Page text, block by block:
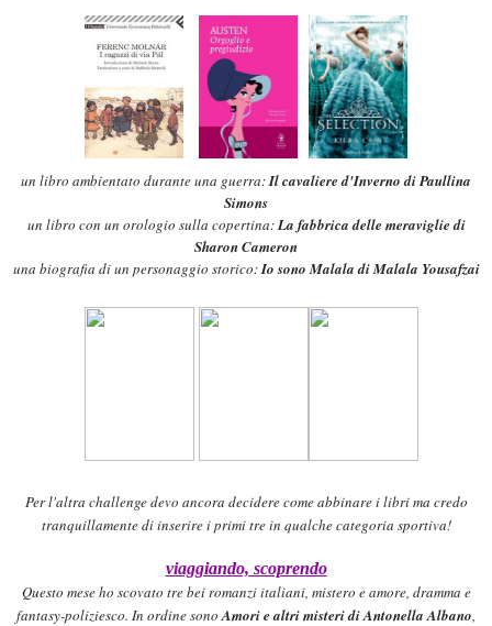
un libro ambientato durante una guerra:Il cavaliere d'Inverno di Paullina
Simons
un libro con un orologio sulla copertina:La fabbrica delle meraviglie di
Sharon Cameron
una biografia di un personaggio storico:Io sono Malala diMalala Yousafzai
Per l'altra challenge devo ancora decidere come abbinare i libri ma credo
tranquillamente di inserire i primi tre in qualche categoria sportiva!
viaggiando, scoprendo
Questo mese ho scovato tre bei romanziitaliani, mistero e amore, dramma e
fantasy-poliziesco. In ordine sono Amori e altri misteri di Antonella Albano